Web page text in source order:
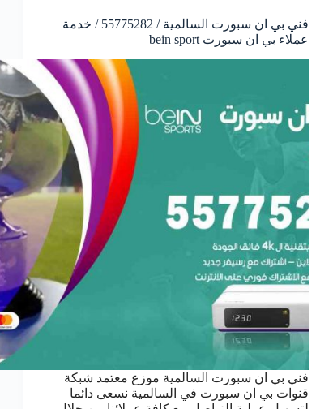
فني بي ان سبورت السالمية / 55775282 / خدمة
عملاء بي ان سبورت bein sport
فني بي ان سبورت السالمية موزع معتمد شبكة
قنوات بي ان سبورت في السالمية نسعى دائما